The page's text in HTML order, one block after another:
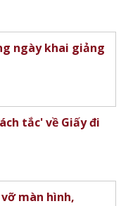
ngày khai giảng
tắc' về Giấy đi
màn hình,